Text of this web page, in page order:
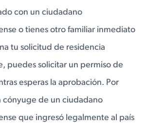
con un ciudadano
o tienes otro familiar inmediato
tu solicitud de residencia
puedes solicitar un permiso de
esperas la aprobación. Por
cónyuge de un ciudadano
que ingresó legalmente al país